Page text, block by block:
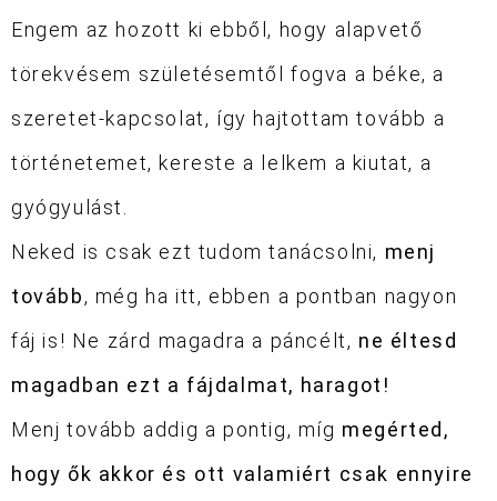
Engem az hozott ki ebből, hogy alapvető
törekvésem születésemtől fogva a béke, a
szeretet-kapcsolat, így hajtottam tovább a
történetemet, kereste a lelkem a kiutat, a
gyógyulást.
Neked is csak ezt tudom tanácsolni, menj
tovább, még ha itt, ebben a pontban nagyon
fáj is! Ne zárd magadra a páncélt, ne éltesd
magadban ezt a fájdalmat, haragot!
Menj tovább addig a pontig, míg megérted,
hogy ők akkor és ott valamiért csak ennyire